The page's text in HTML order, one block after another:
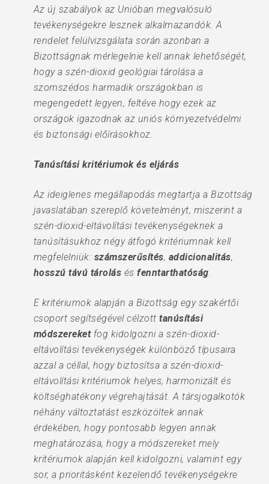
Az új szabályok az Unióban megvalósuló
tevékenységekre lesznek alkalmazandók. A
rendelet felülvizsgálata során azonban a
Bizottságnak mérlegelnie kell annak lehetőségét,
hogy a szén-dioxid geológiai tárolása a
szomszédos harmadik országokban is
megengedett legyen, feltéve hogy ezek az
országok igazodnak az uniós környezetvédelmi
és biztonsági előírásokhoz.
Tanúsítási kritériumok és eljárás
Az ideiglenes megállapodás megtartja a Bizottság
javaslatában szereplő követelményt, miszerint a
szén-dioxid-eltávolítási tevékenységeknek a
tanúsításukhoz négy átfogó kritériumnak kell
megfelelniük: számszerűsítés, addicionalitás,
hosszú távú tárolás ésfenntarthatóság.
E kritériumok alapján a Bizottság egy szakértői
csoport segítségével célzotttanúsítási
módszereketfog kidolgozni a szén-dioxid-
eltávolítási tevékenységek különböző típusaira
azzal a céllal, hogy biztosítsa a szén-dioxid-
eltávolítási kritériumok helyes, harmonizált és
költséghatékony végrehajtását. A társjogalkotók
néhány változtatást eszközöltek annak
érdekében, hogy pontosabb legyen annak
meghatározása, hogy a módszereket mely
kritériumok alapján kell kidolgozni, valamint egy
sor, a prioritásként kezelendő tevékenységekre